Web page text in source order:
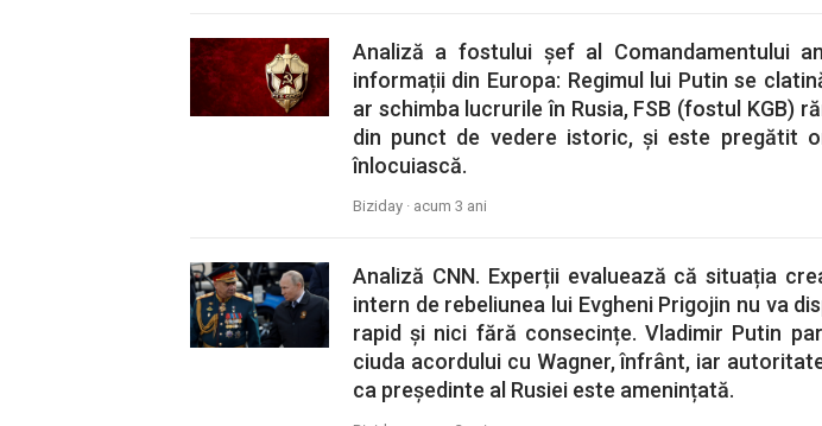
Analiză a fostului șef al Comandamentului
informații din Europa: Regimul lui Putin se
ar schimba lucrurile în Rusia, FSB (fostul KGB)
din punct de vedere istoric, și este pregătit
înlocuiască.
Biziday · acum 3 ani
Analiză CNN. Experții evaluează că situația
intern de rebeliunea lui Evgheni Prigojin nu va
rapid și nici fără consecințe. Vladimir Putin
ciuda acordului cu Wagner, înfrânt, iar
ca președinte al Rusiei este amenințată.